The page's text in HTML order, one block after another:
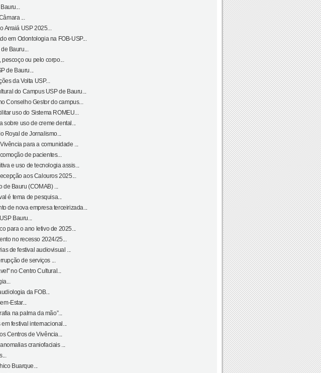
...
Arraiá USP 2025...
em Odontologia na FOB-USP...
Bauru...
ou pelo corpo...
de Bauru...
da Volta USP...
do Campus USP de Bauru...
Conselho Gestor do campus...
uso do Sistema ROMEU...
uso de creme dental...
Royal de Jornalismo...
para a comunidade ...
de pacientes...
e uso de tecnologia assis...
aos Calouros 2025...
Bauru (COMAB) ...
é tema de pesquisa...
de nova empresa terceirizada...
Bauru...
para o ano letivo de 2025...
no recesso 2024/25...
de festival audiovisual ...
de serviços ...
no Centro Cultural...
da FOB...
Estar...
na palma da mão”...
festival internacional...
Centros de Vivência...
craniofaciais ...
Buarque...